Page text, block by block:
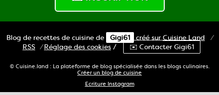
Blog de recettes de cuisine de Gigi61 créé sur Cuisine Land
⁄
RSS ⁄Réglage des cookies / ✉️ Contacter Gigi61
© Cuisine.land : La plateforme de blog spécialisée dans les blogs culinaires.
Créer un blog de cuisine
Ecriture Instagram